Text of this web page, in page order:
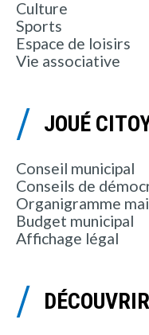
Culture
Sports
Espace de loisirs
Vie associative
JOUÉ
Conseil municipal
Conseils de
Organigramme
Budget municipal
Affichage légal